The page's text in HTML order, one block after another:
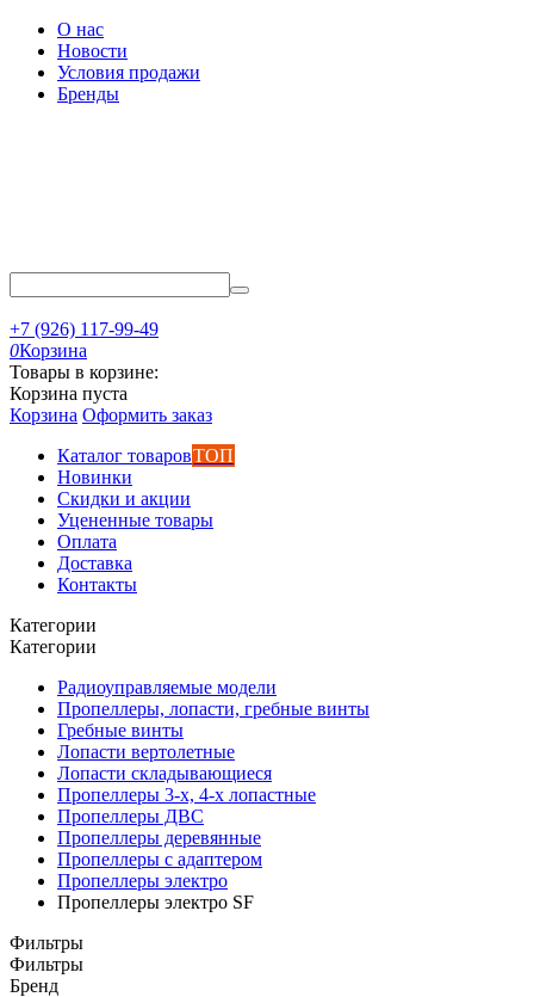
О нас
Новости
Условия продажи
Бренды
+7 (926) 117-99-49
0Корзина
Товары в корзине:
Корзина пуста
Корзина Оформить заказ
Каталог товаровТОП
Новинки
Скидки и акции
Уцененные товары
Оплата
Доставка
Контакты
Категории
Категории
Радиоуправляемые модели
Пропеллеры, лопасти, гребные винты
Гребные винты
Лопасти вертолетные
Лопасти складывающиеся
Пропеллеры 3-х, 4-х лопастные
Пропеллеры ДВС
Пропеллеры деревянные
Пропеллеры с адаптером
Пропеллеры электро
Пропеллеры электро SF
Фильтры
Фильтры
Бренд